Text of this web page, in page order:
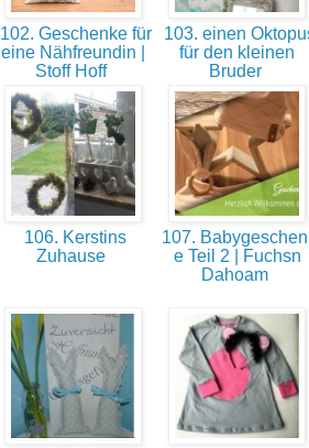
102. Geschenke für
eine Nähfreundin |
Stoff Hoff
103. einen
für den kleinen
Bruder
106. Kerstins
Zuhause
107.
e Teil 2 | Fuchsn
Dahoam